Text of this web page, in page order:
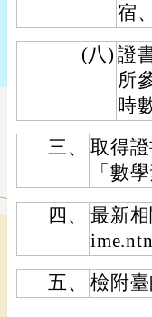
宿
(八) 證
所
時
三、
取得
「數
四、
最新
五、
檢附